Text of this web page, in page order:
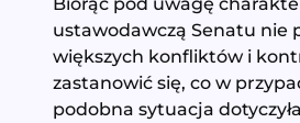
ustawodawczą Senatu nie
większych konfliktów i
zastanowić się, co w
podobna sytuacja